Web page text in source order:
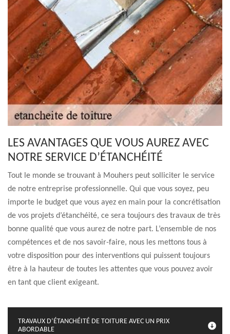
LES AVANTAGES QUE VOUS AUREZ AVEC
NOTRE SERVICE D’ÉTANCHÉITÉ
Tout le monde se trouvant à Mouhers peut solliciter le service
de notre entreprise professionnelle. Qui que vous soyez, peu
importe le budget que vous ayez en main pour la concrétisation
de vos projets d’étanchéité, ce sera toujours des travaux de très
bonne qualité que vous aurez de notre part. L’ensemble de nos
compétences et de nos savoir-faire, nous les mettons tous à
votre disposition pour des interventions qui puissent toujours
être à la hauteur de toutes les attentes que vous pouvez avoir
en tant que client exigeant.
TRAVAUX D’ÉTANCHÉITÉ DE TOITURE AVEC UN PRIX
ABORDABLE